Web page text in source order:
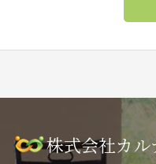
株式会社カル